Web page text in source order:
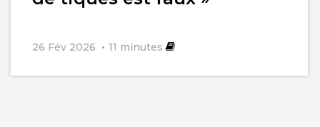
26 Fév 2026 11 minutes